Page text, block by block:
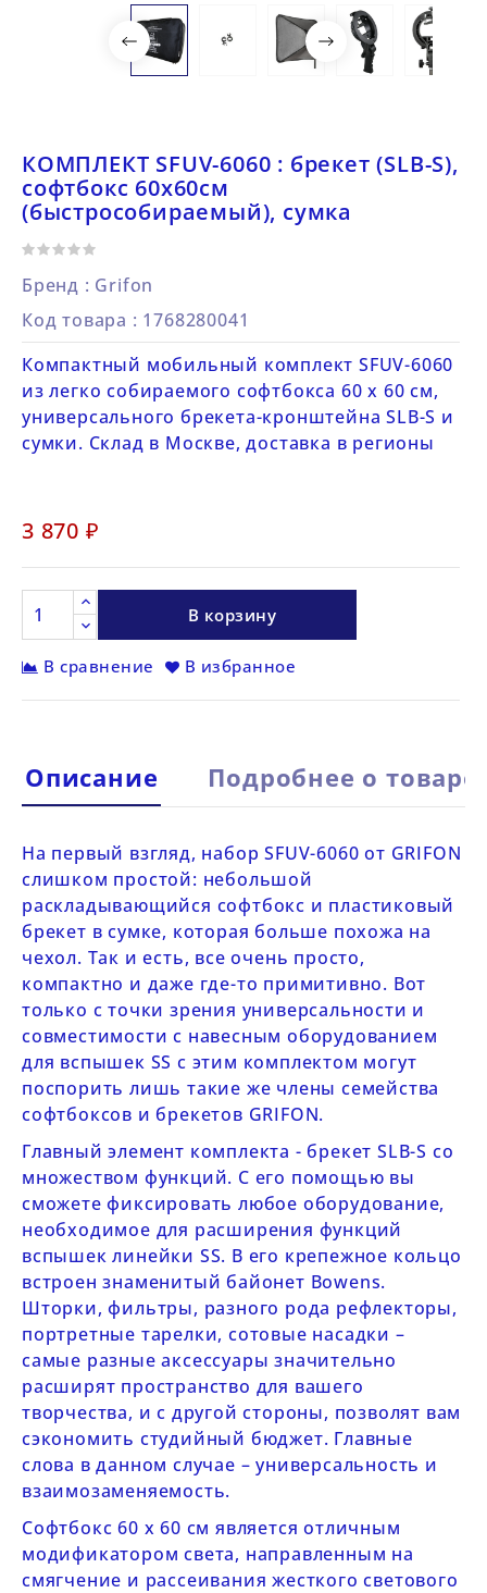
КОМПЛЕКТ SFUV-6060 : брекет (SLB-S),
софтбокс 60х60см
(быстрособираемый), сумка
Бренд : Grifon
Код товара : 1768280041
Компактный мобильный комплект SFUV-6060
из легко собираемого софтбокса 60 х 60 см,
универсального брекета-кронштейна SLB-S и
сумки. Склад в Москве, доставка в регионы
3 870 ₽
В корзину
В сравнение В избранное
Описание Подробнее о товаре
На первый взгляд, наборSFUV-6060 от GRIFON
слишком простой: небольшой
раскладывающийся софтбокс и пластиковый
брекет в сумке, которая больше похожа на
чехол. Так и есть, все очень просто,
компактно и даже где-то примитивно. Вот
только с точки зрения универсальности и
совместимости с навесным оборудованием
для вспышек SS с этим комплектом могут
поспорить лишь такие же члены семейства
софтбоксов и брекетов GRIFON.
Главный элемент комплекта - брекет SLB-S со
множеством функций. С его помощью вы
сможете фиксировать любое оборудование,
необходимое для расширения функций
вспышек линейки SS. В его крепежное кольцо
встроен знаменитый байонет Bowens.
Шторки,фильтры, разного рода рефлекторы,
портретные тарелки,сотовые насадки –
самые разные аксессуары значительно
расширят пространство для вашего
творчества, и с другой стороны, позволят вам
сэкономить студийный бюджет. Главные
слова в данном случае – универсальность и
взаимозаменяемость.
Софтбокс 60 х 60 см является отличным
модификатором света, направленным на
смягчение и рассеивания жесткого светового